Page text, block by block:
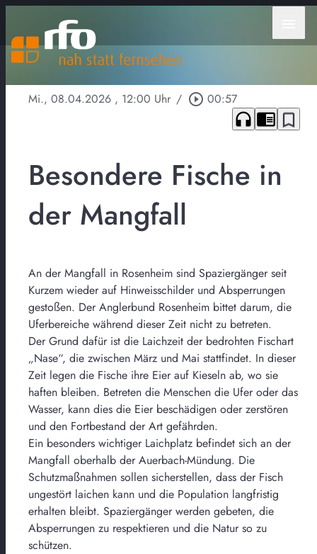
Mi., 08.04.2026 , 12:00 Uhr / play_circle_outline 00:57
headphones chrome_reader_mode bookmark_border
Besondere Fische in
der Mangfall
An der Mangfall in Rosenheim sind Spaziergänger seit
Kurzem wieder auf Hinweisschilder und Absperrungen
gestoßen. Der Anglerbund Rosenheim bittet darum, die
Uferbereiche während dieser Zeit nicht zu betreten.
Der Grund dafür ist die Laichzeit der bedrohten Fischart
„Nase“, die zwischen März und Mai stattfindet. In dieser
Zeit legen die Fische ihre Eier auf Kieseln ab, wo sie
haften bleiben. Betreten die Menschen die Ufer oder das
Wasser, kann dies die Eier beschädigen oder zerstören
und den Fortbestand der Art gefährden.
Ein besonders wichtiger Laichplatz befindet sich an der
Mangfall oberhalb der Auerbach-Mündung. Die
Schutzmaßnahmen sollen sicherstellen, dass der Fisch
ungestört laichen kann und die Population langfristig
erhalten bleibt. Spaziergänger werden gebeten, die
Absperrungen zu respektieren und die Natur so zu
schützen.